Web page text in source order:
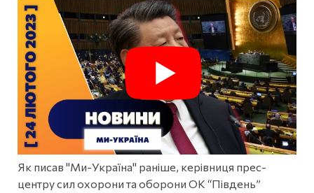
Як писав "Ми-Україна" раніше, керівниця прес-
центру сил охорони та оборони ОК “Південь”